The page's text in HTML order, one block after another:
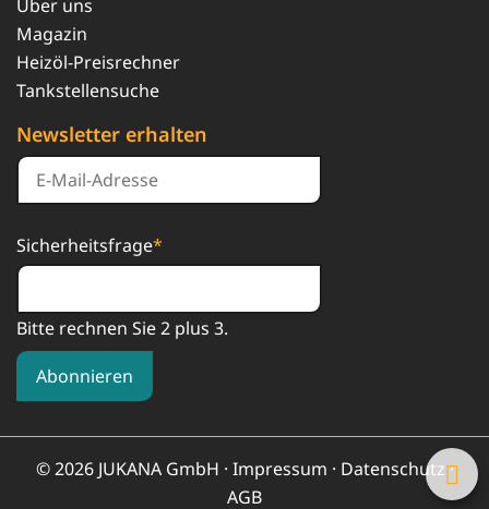
Über uns
Magazin
Heizöl-Preisrechner
Tankstellensuche
Newsletter erhalten
Sicherheitsfrage*
Bitte rechnen Sie 2 plus 3.
Abonnieren
© 2026 JUKANA GmbH · Impressum · Datenschutz·
AGB